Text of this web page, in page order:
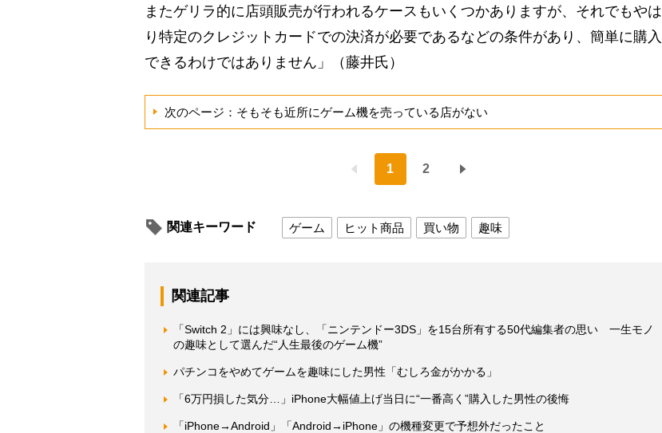
またゲリラ的に店頭販売が行われるケースもいくつかありますが、それでもやは
り特定のクレジットカードでの決済が必要であるなどの条件があり、簡単に購入
できるわけではありません」（藤井氏）
次のページ：そもそも近所にゲーム機を売っている店がない
1 2
関連キーワード ゲーム ヒット商品 買い物 趣味
関連記事
「Switch 2」には興味なし、「ニンテンドー3DS」を15台所有する50代編集者の思い 一生モノ
の趣味として選んだ“人生最後のゲーム機”
パチンコをやめてゲームを趣味にした男性「むしろ金がかかる」
「6万円損した気分…」iPhone大幅値上げ当日に“一番高く”購入した男性の後悔
「iPhone→Android」「Android→iPhone」の機種変更で予想外だったこと